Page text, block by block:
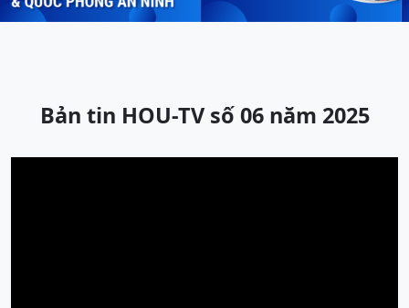
Bản tin HOU-TV số 06 năm 2025